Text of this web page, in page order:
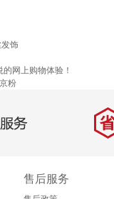
饰
网上购物体验！
京粉
省
售后服务